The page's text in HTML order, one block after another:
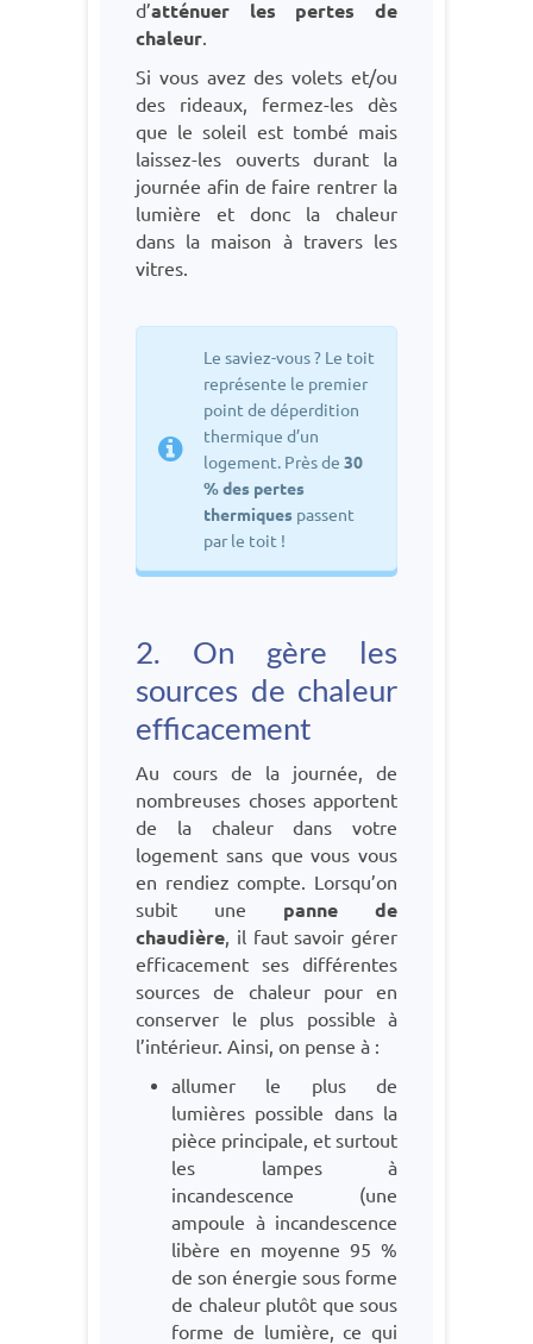
d’atténuer les pertes de
chaleur.
Si vous avez des volets et/ou
des rideaux, fermez-les dès
que le soleil est tombé mais
laissez-les ouverts durant la
journée afin de faire rentrer la
lumière et donc la chaleur
dans la maison à travers les
vitres.
Le saviez-vous ? Le toit
représente le premier
point de déperdition
thermique d’un
logement. Près de 30
% des pertes
thermiques passent
par le toit !
2. On gère les
sources de chaleur
efficacement
Au cours de la journée, de
nombreuses choses apportent
de la chaleur dans votre
logement sans que vous vous
en rendiez compte. Lorsqu’on
subit une panne de
chaudière , il faut savoir gérer
efficacement ses différentes
sources de chaleur pour en
conserver le plus possible à
l’intérieur. Ainsi, on pense à :
allumer le plus de
lumières possible dans la
pièce principale, et surtout
les lampes à
incandescence (une
ampoule à incandescence
libère en moyenne 95 %
de son énergie sous forme
de chaleur plutôt que sous
forme de lumière, ce qui